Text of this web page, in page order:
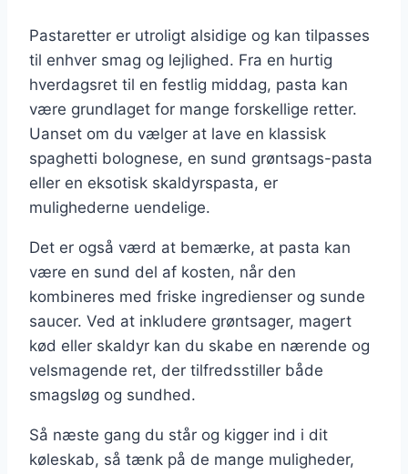
Pastaretter er utroligt alsidige og kan tilpasses
til enhver smag og lejlighed. Fra en hurtig
hverdagsret til en festlig middag, pasta kan
være grundlaget for mange forskellige retter.
Uanset om du vælger at lave en klassisk
spaghetti bolognese, en sund grøntsags-pasta
eller en eksotisk skaldyrspasta, er
mulighederne uendelige.
Det er også værd at bemærke, at pasta kan
være en sund del af kosten, når den
kombineres med friske ingredienser og sunde
saucer. Ved at inkludere grøntsager, magert
kød eller skaldyr kan du skabe en nærende og
velsmagende ret, der tilfredsstiller både
smagsløg og sundhed.
Så næste gang du står og kigger ind i dit
køleskab, så tænk på de mange muligheder,